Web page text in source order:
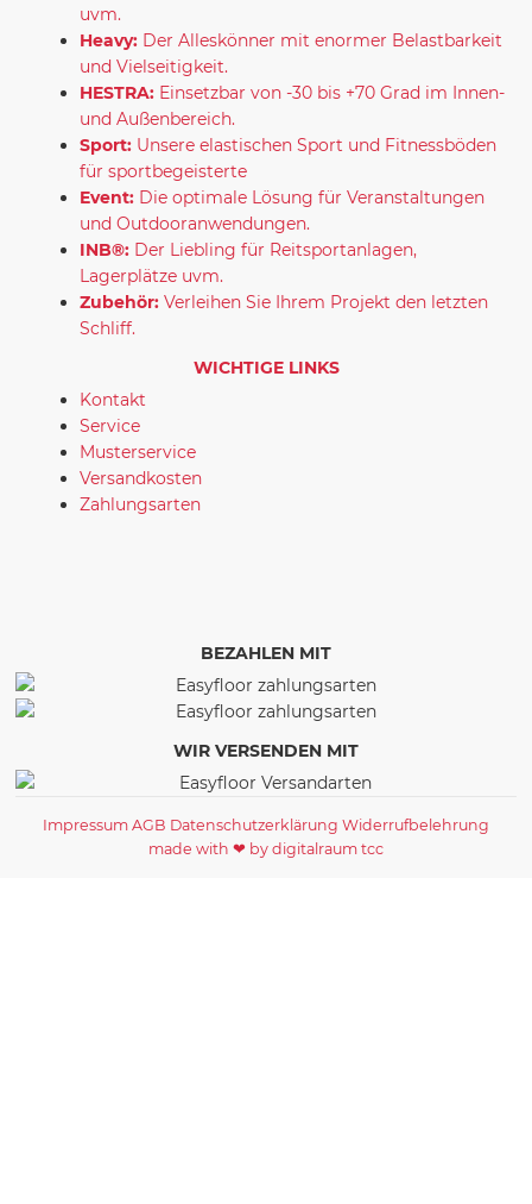
uvm.
Heavy: Der Alleskönner mit enormer Belastbarkeit
und Vielseitigkeit.
HESTRA: Einsetzbar von -30 bis +70 Grad im Innen-
und Außenbereich.
Sport: Unsere elastischen Sport und Fitnessböden
für sportbegeisterte
Event: Die optimale Lösung für Veranstaltungen
und Outdooranwendungen.
INB®: Der Liebling für Reitsportanlagen,
Lagerplätze uvm.
Zubehör: Verleihen Sie Ihrem Projekt den letzten
Schliff.
WICHTIGE LINKS
Kontakt
Service
Musterservice
Versandkosten
Zahlungsarten
BEZAHLEN MIT
WIR VERSENDEN MIT
Impressum AGB Datenschutzerklärung Widerrufbelehrung
made with ❤ by digitalraum tcc